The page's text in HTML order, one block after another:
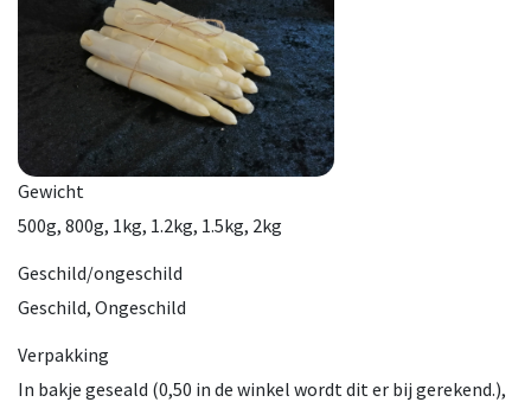
Gewicht
500g, 800g, 1kg, 1.2kg, 1.5kg, 2kg
Geschild/ongeschild
Geschild, Ongeschild
Verpakking
In bakje geseald (0,50 in de winkel wordt dit er bij gerekend.),